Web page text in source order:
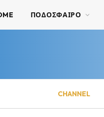
ΠΟΔΟΣΦΑΙΡΟ
CHANNEL